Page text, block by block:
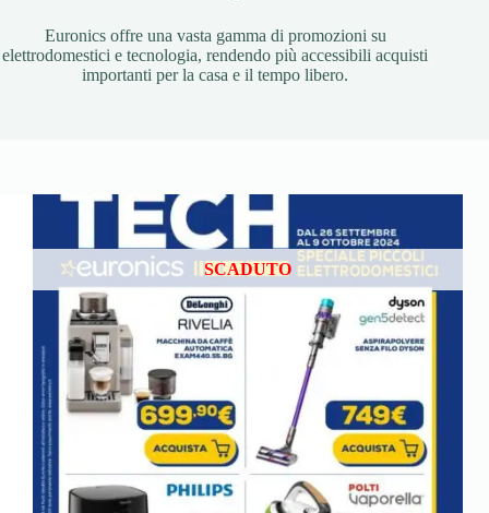
Euronics offre una vasta gamma di promozioni su
elettrodomestici e tecnologia, rendendo più accessibili acquisti
importanti per la casa e il tempo libero.
SCADUTO